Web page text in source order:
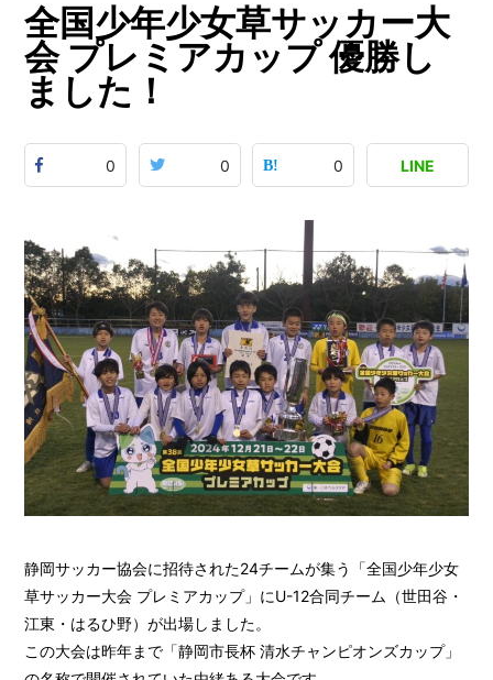
全国少年少女草サッカー大
会 プレミアカップ 優勝し
ました！
0 0 0 LINE
静岡サッカー協会に招待された24チームが集う「全国少年少女
草サッカー大会 プレミアカップ」にU-12合同チーム（世田谷・
江東・はるひ野）が出場しました。
この大会は昨年まで「静岡市長杯 清水チャンピオンズカップ」